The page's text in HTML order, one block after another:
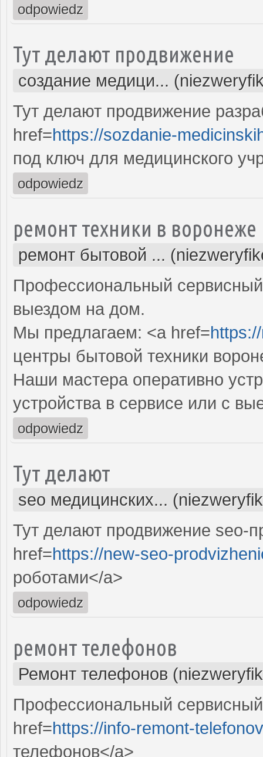
odpowiedz
Тут делают продвижение
создание медици...
Тут делают продвижение
href=https://sozdanie-
под ключ для медицинского
odpowiedz
ремонт техники в воронеже
ремонт бытовой ...
Профессиональный
выездом на дом.
Мы предлагаем: <a href=
центры бытовой техники
Наши мастера оперативно
устройства в сервисе или с
odpowiedz
Тут делают
seo медицинских...
Тут делают продвижение seo-
href=https://new-seo-
роботами</a>
odpowiedz
ремонт телефонов
Ремонт телефонов
Профессиональный
href=https://info-remont-
телефонов</a>